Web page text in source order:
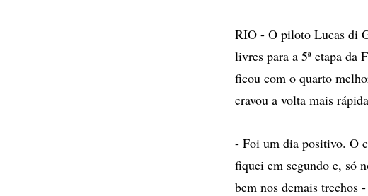
RIO - O piloto Lucas di
livres para a 5ª etapa da
ficou com o quarto
cravou a volta mais
- Foi um dia positivo. O
fiquei em segundo e, só
bem nos demais trechos